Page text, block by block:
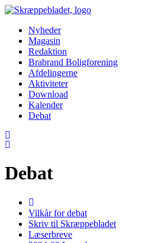
Nyheder
Magasin
Redaktion
Brabrand Boligforening
Afdelingerne
Aktiviteter
Download
Kalender
Debat
Debat
Vilkår for debat
Skriv til Skræppebladet
Læserbreve